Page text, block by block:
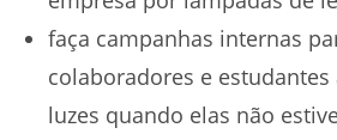
faça campanhas internas
colaboradores e estudantes
luzes quando elas não